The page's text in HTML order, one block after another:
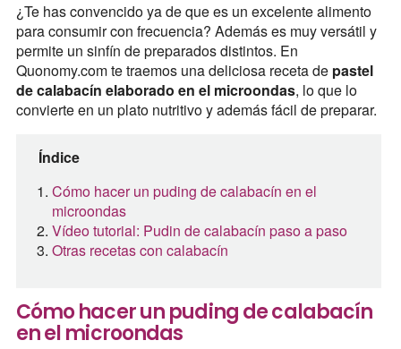
¿Te has convencido ya de que es un excelente alimento
para consumir con frecuencia? Además es muy versátil y
permite un sinfín de preparados distintos. En
Quonomy.com te traemos una deliciosa receta de pastel
de calabacín elaborado en el microondas, lo que lo
convierte en un plato nutritivo y además fácil de preparar.
Índice
Cómo hacer un puding de calabacín en el
microondas
Vídeo tutorial: Pudin de calabacín paso a paso
Otras recetas con calabacín
Cómo hacer un puding de calabacín
en el microondas